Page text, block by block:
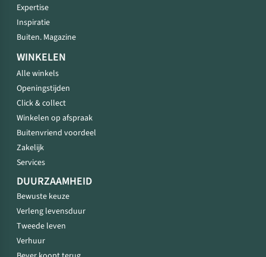
Expertise
Inspiratie
Buiten. Magazine
WINKELEN
Alle winkels
Openingstijden
Click & collect
Winkelen op afspraak
Buitenvriend voordeel
Zakelijk
Services
DUURZAAMHEID
Bewuste keuze
Verleng levensduur
Tweede leven
Verhuur